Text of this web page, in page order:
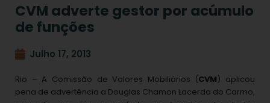
CVM adverte gestor por acúmulo
de funções
Julho 17, 2013
Rio – A Comissão de Valores Mobiliários (CVM) aplicou
pena de advertência a Douglas Chamon Lacerda do Carmo,